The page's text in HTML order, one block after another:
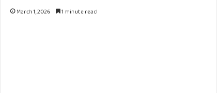
March 1, 2026 1 minute read